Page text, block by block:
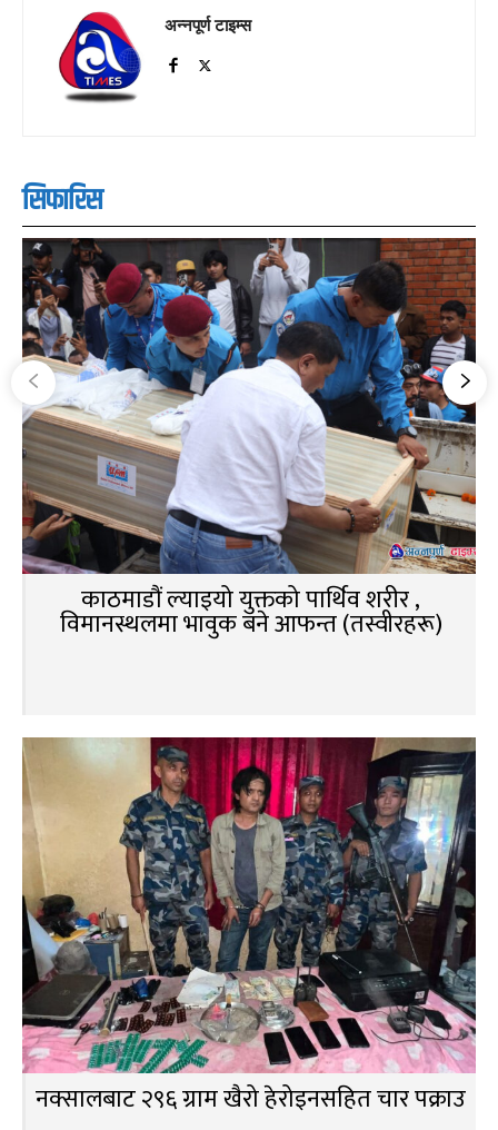
अन्नपूर्ण टाइम्स
सिफारिस
काठमाडौं ल्याइयो युक्तको पार्थिव शरीर ,
विमानस्थलमा भावुक बने आफन्त (तस्वीरहरू)
नक्सालबाट २९६ ग्राम खैरो हेरोइनसहित चार पक्राउ